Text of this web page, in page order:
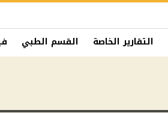
التقارير الخاصة القسم الطبي